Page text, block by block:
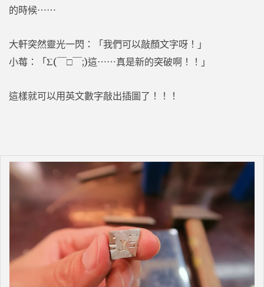
的時候⋯⋯
大軒突然靈光一閃：「我們可以敲顏文字呀！」
小莓：「Σ(￣□￣;)這⋯⋯真是新的突破啊！！」
這樣就可以用英文數字敲出插圖了！！！